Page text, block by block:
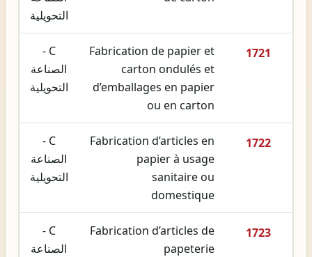
التحويلية
1721
Fabrication de papier et
carton ondulés et
d’emballages en papier
ou en carton
C -
الصناعة
التحويلية
1722
Fabrication d’articles en
papier à usage
sanitaire ou
domestique
C -
الصناعة
التحويلية
1723
Fabrication d’articles de
papeterie
C -
الصناعة